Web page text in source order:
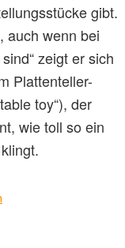
gibt.
auch wenn bei
zeigt er sich
Plattenteller-
toy“), der
wie toll so ein